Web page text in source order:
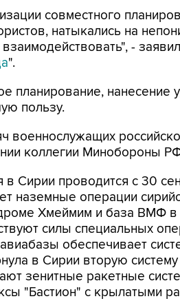
совместного
натыкались на
-
".
планирование, нанесение
пользу.
военнослужащих
коллегии Минобороны
Сирии проводится с 30
наземные операции
Хмеймим и база ВМФ
силы специальных
обеспечивает
в Сирии вторую
зенитные ракетные
"Бастион" с крылатыми